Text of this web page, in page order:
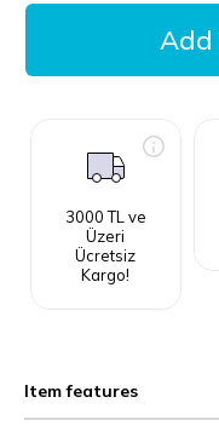
3000 TL ve
Üzeri
Ücretsiz
Kargo!
Item features